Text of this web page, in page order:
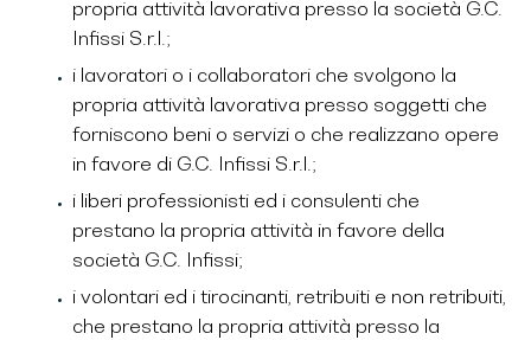
propria attività lavorativa presso la società G.C.
Infissi S.r.l.;
i lavoratori o i collaboratori che svolgono la
propria attività lavorativa presso soggetti che
forniscono beni o servizi o che realizzano opere
in favore di G.C. Infissi S.r.l.;
i liberi professionisti ed i consulenti che
prestano la propria attività in favore della
società G.C. Infissi;
i volontari ed i tirocinanti, retribuiti e non retribuiti,
che prestano la propria attività presso la